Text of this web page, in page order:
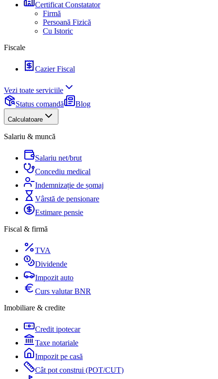
Certificat Constatator
Firmă
Persoană Fizică
Cu Istoric
Fiscale
Cazier Fiscal
Vezi toate serviciile
Status comandă
Blog
Calculatoare
Salariu & muncă
Salariu net/brut
Concediu medical
Indemnizație de șomaj
Vârstă de pensionare
Estimare pensie
Fiscal & firmă
TVA
Dividende
Impozit auto
Curs valutar BNR
Imobiliare & credite
Credit ipotecar
Taxe notariale
Impozit pe casă
Cât pot construi (POT/CUT)